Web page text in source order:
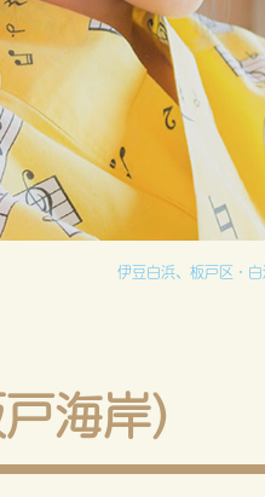
伊豆白浜、板戸区・
戸海岸)